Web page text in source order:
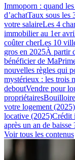
Immoporn : quand
d’achatTaux sous les
votre salaireLes 4
immobilier au 1er
coûter cherLes 10
gros en 2025À partir
bénéficier de
nouvelles règles qui
mystérieux : les trois
deboutVendre pour
propriétaires
votre logement (2025)
locative (2025)Crédit
après un an de baisse
Voir tous les contenus